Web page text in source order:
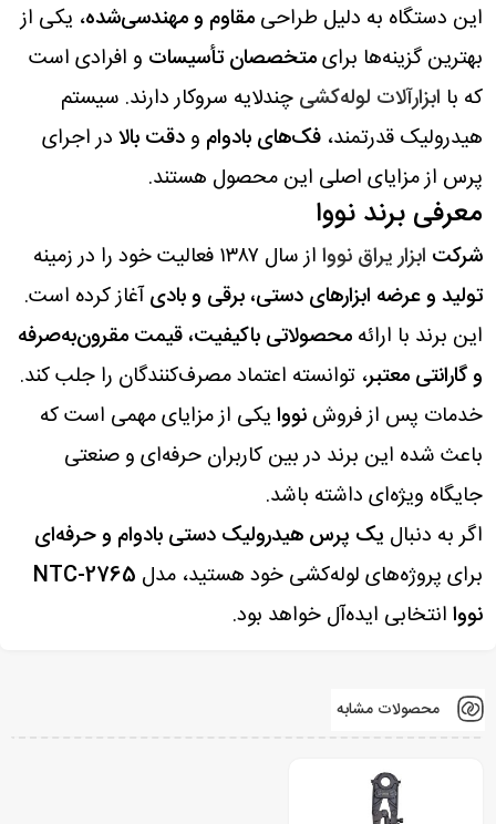
این دستگاه به دلیل طراحی مقاوم و مهندسی‌شده، یکی از
بهترین گزینه‌ها برایمتخصصان تأسیسات و افرادی است
که با ابزارآلات لوله‌کشی چندلایه سروکار دارند. سیستم
هیدرولیک قدرتمند، فک‌های بادوام و دقت بالا در اجرای
پرس از مزایای اصلی این محصول هستند.
معرفی برند نووا
شرکت ابزار یراق نووا از سال ۱۳۸۷ فعالیت خود را در زمینه
تولید و عرضه ابزارهای دستی، برقی و بادیآغاز کرده است.
این برند با ارائه محصولاتی باکیفیت، قیمت مقرون‌به‌صرفه
و گارانتی معتبر، توانسته اعتماد مصرف‌کنندگان را جلب کند.
خدمات پس از فروش نووا یکی از مزایای مهمی است که
باعث شده این برند در بین کاربران حرفه‌ای و صنعتی
جایگاه ویژه‌ای داشته باشد.
اگر به دنبال یک پرس هیدرولیک دستی بادوام و حرفه‌ای
برای پروژه‌های لوله‌کشی خود هستید، مدل NTC-2765
نووا انتخابی ایده‌آل خواهد بود.
محصولات مشابه